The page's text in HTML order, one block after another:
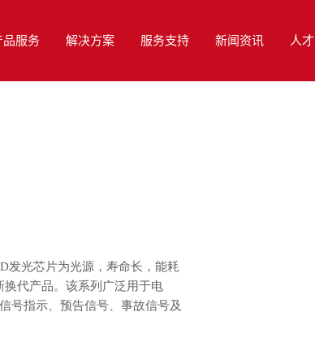
品服务 解决方案 服务支持 新闻资讯 人
发光芯片为光源，寿命长，能耗
代产品。该系列广泛用于电
号指示、预告信号、事故信号及